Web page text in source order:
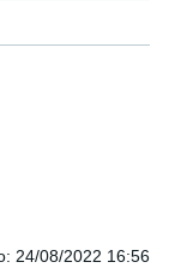
: 24/08/2022 16:56